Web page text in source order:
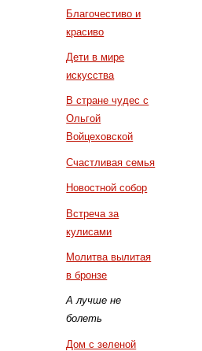
Благочестиво и
красиво
Дети в мире
искусства
В стране чудес с
Ольгой
Войцеховской
Счастливая семья
Новостной собор
Встреча за
кулисами
Молитва вылитая
в бронзе
А лучше не
болеть
Дом с зеленой